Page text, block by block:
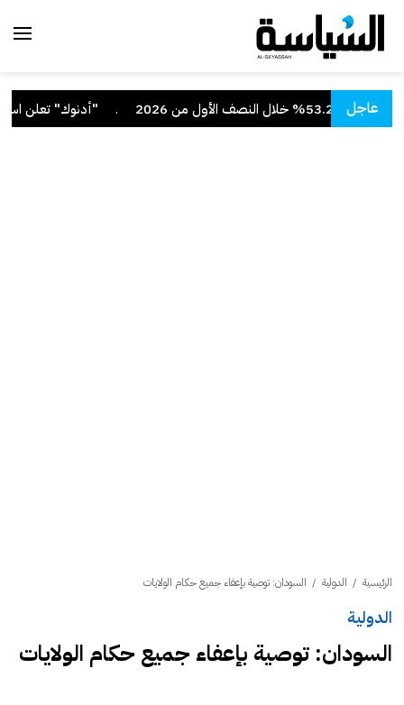
عاجل
الأول من 2026 "أدنوك" تعلن
الرئيسية / الدولية / السودان: توصية بإعفاء جميع حكام الولايات
الدولية
السودان: توصية بإعفاء جميع حكام الولايات